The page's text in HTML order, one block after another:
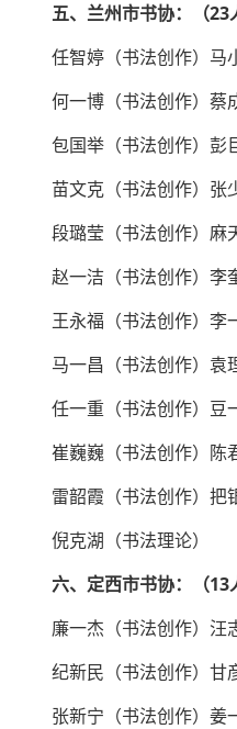
五、兰州市书协：（23
任智婷（书法创作）马
何一博（书法创作）蔡
包国举（书法创作）彭
苗文克（书法创作）张
段璐莹（书法创作）麻
赵一洁（书法创作）李
王永福（书法创作）李
马一昌（书法创作）袁
任一重（书法创作）豆
崔巍巍（书法创作）陈
雷韶霞（书法创作）把
倪克湖（书法理论）
六、定西市书协：（13
廉一杰（书法创作）汪
纪新民（书法创作）甘
张新宁（书法创作）姜